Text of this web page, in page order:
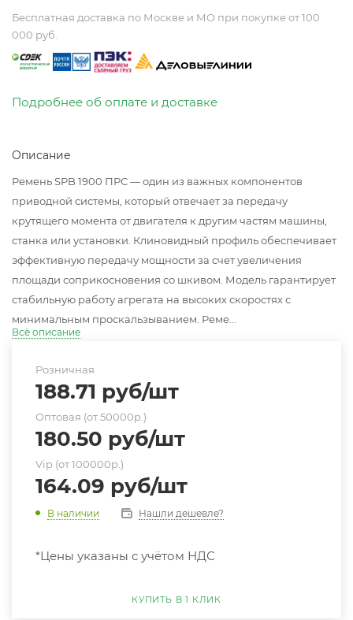
Бесплатная доставка по Москве и МО при покупке от 100
000 руб.
Подробнее об оплате и доставке
Описание
Ремень SPB 1900 ПРС — один из важных компонентов
приводной системы, который отвечает за передачу
крутящего момента от двигателя к другим частям машины,
станка или установки. Клиновидный профиль обеспечивает
эффективную передачу мощности за счет увеличения
площади соприкосновения со шкивом. Модель гарантирует
стабильную работу агрегата на высоких скоростях с
минимальным проскальзыванием. Реме...
Всё описание
Розничная
188.71 руб/шт
Оптовая (от 50000р.)
180.50 руб/шт
Vip (от 100000р.)
164.09 руб/шт
В наличии Нашли дешевле?
*Цены указаны с учётом НДС
КУПИТЬ В 1 КЛИК